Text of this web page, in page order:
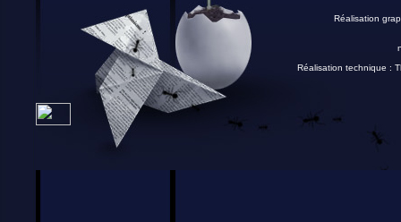
Réalisation
Réalisation technique :